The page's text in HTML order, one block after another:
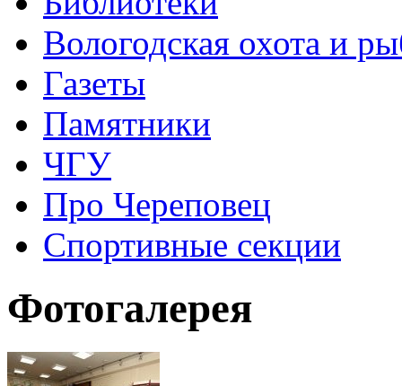
Вологодская охота и
Газеты
Памятники
ЧГУ
Про Череповец
Спортивные секции
Фотогалерея